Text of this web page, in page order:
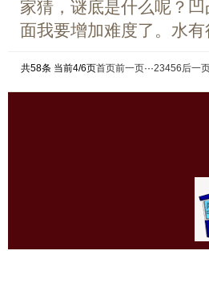
家猜，谜底是什么呢？
面我要增加难度了。水
共58条 当前4/6页首页前一页···23456后一